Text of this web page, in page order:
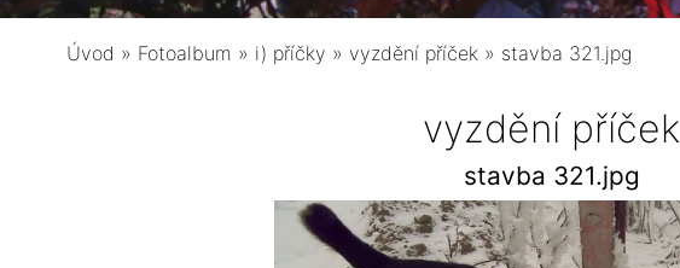
Úvod » Fotoalbum » i) příčky » vyzdění příček » stavba 321.jpg
vyzdění příček
stavba 321.jpg